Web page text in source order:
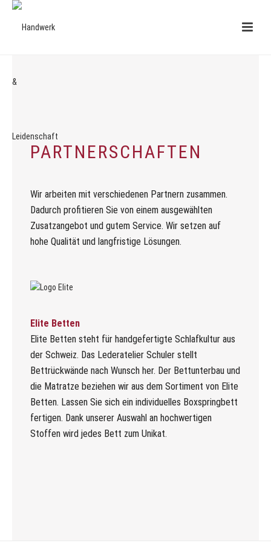
PARTNERSCHAFTEN
Wir arbeiten mit verschiedenen Partnern zusammen.
Dadurch profitieren Sie von einem ausgewählten
Zusatzangebot und gutem Service. Wir setzen auf
hohe Qualität und langfristige Lösungen.
Elite Betten
Elite Betten steht für handgefertigte Schlafkultur aus
der Schweiz. Das Lederatelier Schuler stellt
Bettrückwände nach Wunsch her. Der Bettunterbau und
die Matratze beziehen wir aus dem Sortiment von Elite
Betten. Lassen Sie sich ein individuelles Boxspringbett
fertigen. Dank unserer Auswahl an hochwertigen
Stoffen wird jedes Bett zum Unikat.